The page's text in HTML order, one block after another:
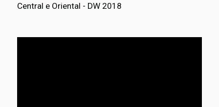
Central e Oriental - DW 2018